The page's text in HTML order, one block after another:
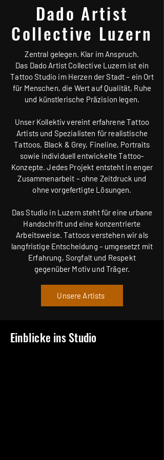
Dado Artist
Collective Luzern
Zentral gelegen. Klar im Anspruch.
Das Dado Artist Collective Luzern ist ein
Tattoo Studio im Herzen der Stadt – ein Ort
für Menschen, die Wert auf Qualität, Ruhe
und künstlerische Präzision legen.
Unser Kollektiv vereint erfahrene Tattoo
Artists und Spezialisten für realistische
Tattoos, Black & Grey, Fineline, Portraits
sowie individuell entwickelte Tattoo-
Konzepte. Jedes Projekt entsteht in enger
Zusammenarbeit – ohne Zeitdruck und
ohne vorgefertigte Lösungen.
Das Studio in Luzern steht für eine urbane
Handschrift und eine konzentrierte
Arbeitsweise. Tattoos verstehen wir als
langfristige Entscheidung – umgesetzt mit
Erfahrung, Sorgfalt und Respekt
gegenüber Motiv und Träger.
Unsere Artists
Einblicke ins Studio